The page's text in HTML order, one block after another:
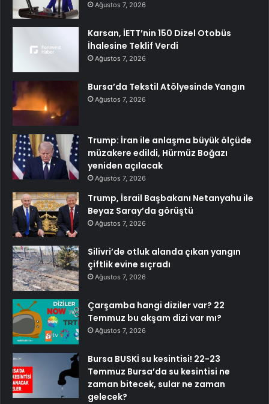
Ağustos 7, 2026
Karsan, İETT’nin 150 Dizel Otobüs
İhalesine Teklif Verdi
Ağustos 7, 2026
Bursa’da Tekstil Atölyesinde Yangın
Ağustos 7, 2026
Trump: İran ile anlaşma büyük ölçüde
müzakere edildi, Hürmüz Boğazı
yeniden açılacak
Ağustos 7, 2026
Trump, İsrail Başbakanı Netanyahu ile
Beyaz Saray’da görüştü
Ağustos 7, 2026
Silivri’de otluk alanda çıkan yangın
çiftlik evine sıçradı
Ağustos 7, 2026
Çarşamba hangi diziler var? 22
Temmuz bu akşam dizi var mı?
Ağustos 7, 2026
Bursa BUSKİ su kesintisi! 22-23
Temmuz Bursa’da su kesintisi ne
zaman bitecek, sular ne zaman
gelecek?